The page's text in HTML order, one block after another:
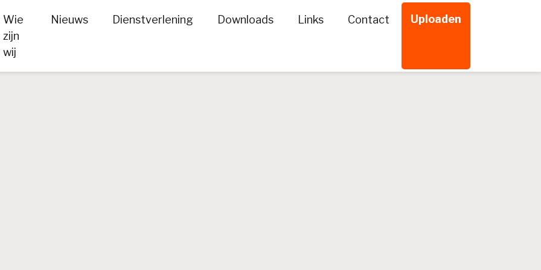
Wie
zijn
wij
Nieuws Dienstverlening Downloads Links Contact Uploaden